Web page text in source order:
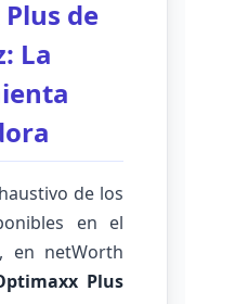
de
La
de los
en el
en netWorth
Plus